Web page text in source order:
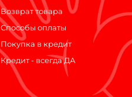
Возврат товара
Способы оплаты
Покупка в кредит
Кредит - всегда ДА